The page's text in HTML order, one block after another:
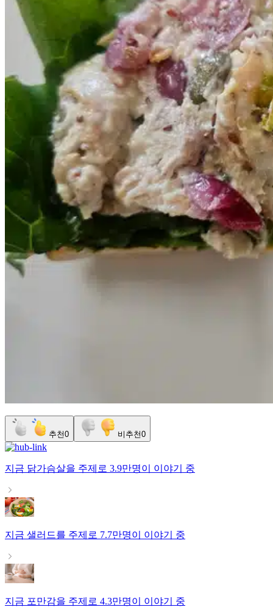
추천0 비추천0
지금 닭가슴살을 주제로 3.9만명이 이야기 중
지금 샐러드를 주제로 7.7만명이 이야기 중
지금 포만감을 주제로 4.3만명이 이야기 중